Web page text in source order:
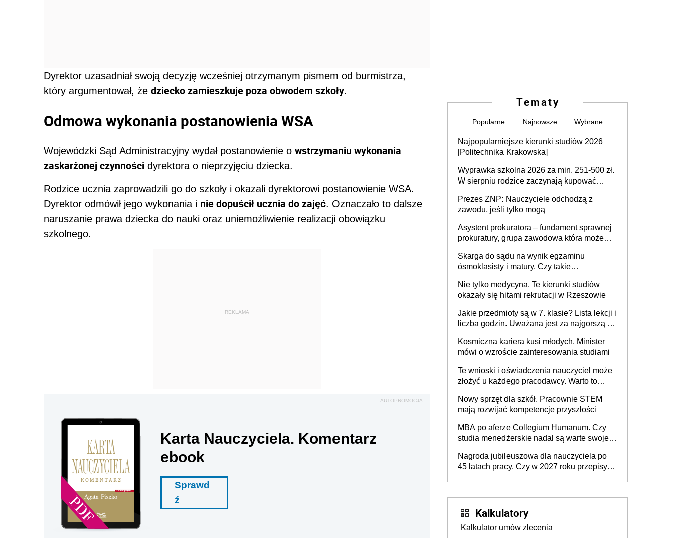
Dyrektor uzasadniał swoją decyzję wcześniej otrzymanym pismem od burmistrza,
który argumentował, że dziecko zamieszkuje poza obwodem szkoły.
Odmowa wykonania postanowienia WSA
Wojewódzki Sąd Administracyjny wydał postanowienie o wstrzymaniu wykonania
zaskarżonej czynności dyrektora o nieprzyjęciu dziecka.
Rodzice ucznia zaprowadzili go do szkoły i okazali dyrektorowi postanowienie WSA.
Dyrektor odmówił jego wykonania i nie dopuścił ucznia do zajęć. Oznaczało to dalsze
naruszanie prawa dziecka do nauki oraz uniemożliwienie realizacji obowiązku
szkolnego.
REKLAMA
AUTOPROMOCJA
Karta Nauczyciela. Komentarz
ebook
Sprawd
ź
Tematy
Popularne Najnowsze Wybrane
Najpopularniejsze kierunki studiów 2026
[Politechnika Krakowska]
Wyprawka szkolna 2026 za min. 251-500 zł.
W sierpniu rodzice zaczynają kupować
wydatek sięgający ponad 1 tys. zł
Prezes ZNP: Nauczyciele odchodzą z
zawodu, jeśli tylko mogą
Asystent prokuratora – fundament sprawnej
prokuratury, grupa zawodowa która może
Skarga do sądu na wynik egzaminu
ósmoklasisty i matury. Czy takie
Nie tylko medycyna. Te kierunki studiów
okazały się hitami rekrutacji w Rzeszowie
Jakie przedmioty są w 7. klasie? Lista lekcji i
liczba godzin. Uważana jest za najgorszą -
Kosmiczna kariera kusi młodych. Minister
mówi o wzroście zainteresowania studiami
Te wnioski i oświadczenia nauczyciel może
złożyć u każdego pracodawcy. Warto to
szkolnego 2026/2027
Nowy sprzęt dla szkół. Pracownie STEM
mają rozwijać kompetencje przyszłości
MBA po aferze Collegium Humanum. Czy
studia menedżerskie nadal są warte swojej
Nagroda jubileuszowa dla nauczyciela po
45 latach pracy. Czy w 2027 roku przepisy
Kalkulatory
Kalkulator umów zlecenia